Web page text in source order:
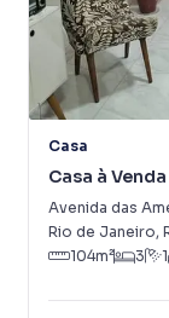
Casa
Casa à
Avenida das
Rio de Janeiro,
104m² 3 1